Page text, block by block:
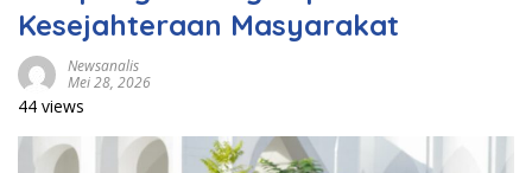
Kesejahteraan Masyarakat
Newsanalis
Mei 28, 2026
44 views